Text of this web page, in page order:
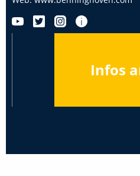
Infos